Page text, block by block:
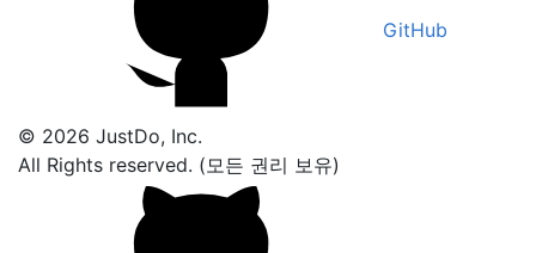
GitHub
© 2026 JustDo, Inc.
All Rights reserved. (모든 권리 보유)